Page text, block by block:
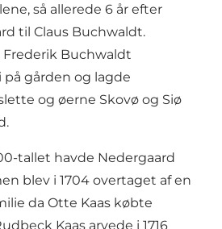
så allerede 6 år efter
til Claus Buchwaldt.
Frederik Buchwaldt
gården og lagde
og øerne Skovø og Siø
tallet havde Nedergaard
blev i 1704 overtaget af en
da Otte Kaas købte
Kaas arvede i 1716